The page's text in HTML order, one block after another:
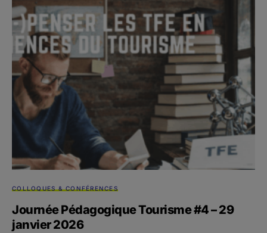
COLLOQUES & CONFÉRENCES
Journée Pédagogique Tourisme #4 – 29
janvier 2026